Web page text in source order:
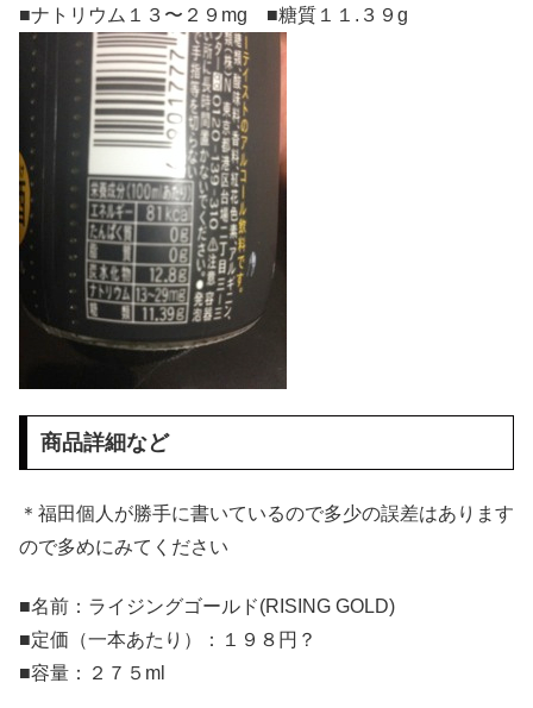
■ナトリウム１３〜２９mg ■糖質１１.３９g
商品詳細など
＊福田個人が勝手に書いているので多少の誤差はあります
ので多めにみてください
■名前：ライジングゴールド(RISING GOLD)
■定価（一本あたり）：１９８円？
■容量：２７５ml